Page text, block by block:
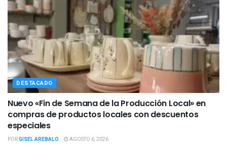
DESTACADO
Nuevo «Fin de Semana de la Producción Local» en
compras de productos locales con descuentos
especiales
PORGISEL AREBALO AGOSTO 6, 2026